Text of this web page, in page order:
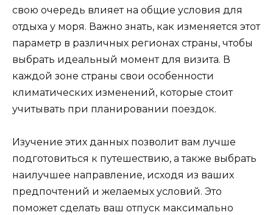
свою очередь влияет на общие условия для
отдыха у моря. Важно знать, как изменяется этот
параметр в различных регионах страны, чтобы
выбрать идеальный момент для визита. В
каждой зоне страны свои особенности
климатических изменений, которые стоит
учитывать при планировании поездок.
Изучение этих данных позволит вам лучше
подготовиться к путешествию, а также выбрать
наилучшее направление, исходя из ваших
предпочтений и желаемых условий. Это
поможет сделать ваш отпуск максимально